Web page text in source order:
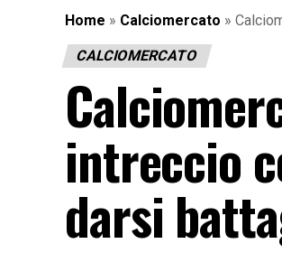
Home » Calciomercato »
CALCIOMERCATO
intreccio
darsi